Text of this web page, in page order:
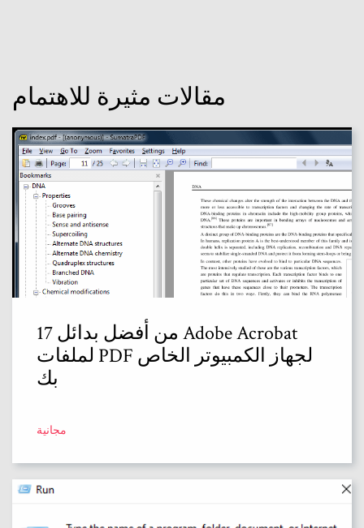
مقالات مثيرة للاهتمام
17 من أفضل بدائل Adobe Acrobat
لملفات PDF لجهاز الكمبيوتر الخاص
بك
مجانية